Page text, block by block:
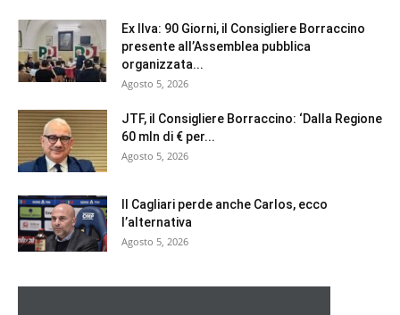
Ex Ilva: 90 Giorni, il Consigliere Borraccino
presente all’Assemblea pubblica
organizzata...
Agosto 5, 2026
JTF, il Consigliere Borraccino: ‘Dalla Regione
60 mln di € per...
Agosto 5, 2026
Il Cagliari perde anche Carlos, ecco
l’alternativa
Agosto 5, 2026